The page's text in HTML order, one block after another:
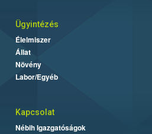
Ügyintézés
Élelmiszer
Állat
Növény
Labor/Egyéb
Kapcsolat
Nébih Igazgatóságok